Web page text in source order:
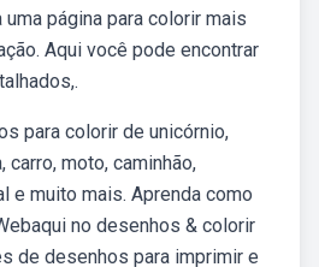
página para colorir mais
Aqui você pode encontrar
para colorir de unicórnio,
carro, moto, caminhão,
e muito mais. Aprenda como
no desenhos & colorir
de desenhos para imprimir e